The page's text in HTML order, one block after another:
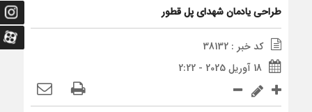
طراحی یادمان شهدای پل قطور
کد خبر : 38132
18 آوریل 2025 - 2:22